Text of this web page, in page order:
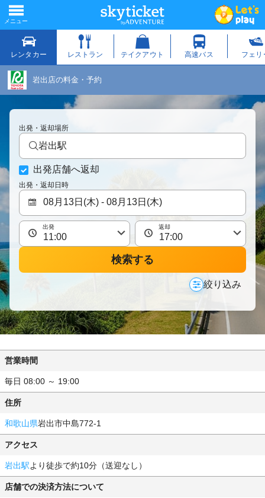
岩出店の料金・予約
出発・返却場所
岩出駅
出発店舗へ返却
出発・返却日時
出発 返却
検索する
絞り込み
営業時間
毎日 08:00 ～ 19:00
住所
和歌山県岩出市中島772-1
アクセス
岩出駅より徒歩で約10分（送迎なし）
店舗での決済方法について